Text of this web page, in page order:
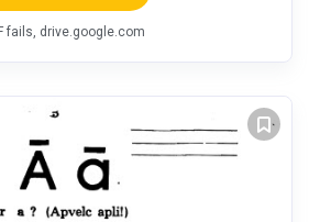
fails, drive.google.com